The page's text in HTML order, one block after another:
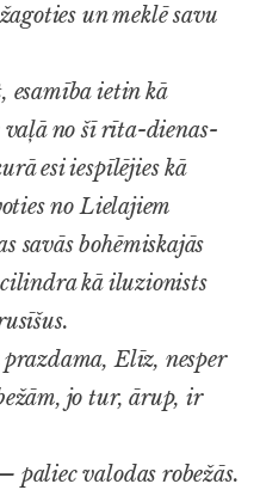
un meklē savu
esamība ietin kā
no šī rīta-dienas-
esi iespīlējies kā
no Lielajiem
savās bohēmiskajās
kā iluzionists
Elīz, nesper
jo tur, ārup, ir
paliec valodas robežās.